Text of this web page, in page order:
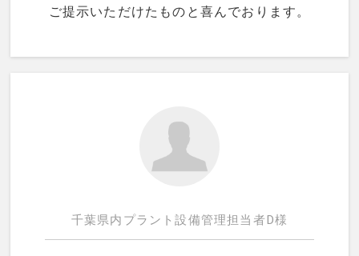
ご提示いただけたものと喜んでおります。
千葉県内プラント設備管理担当者D様